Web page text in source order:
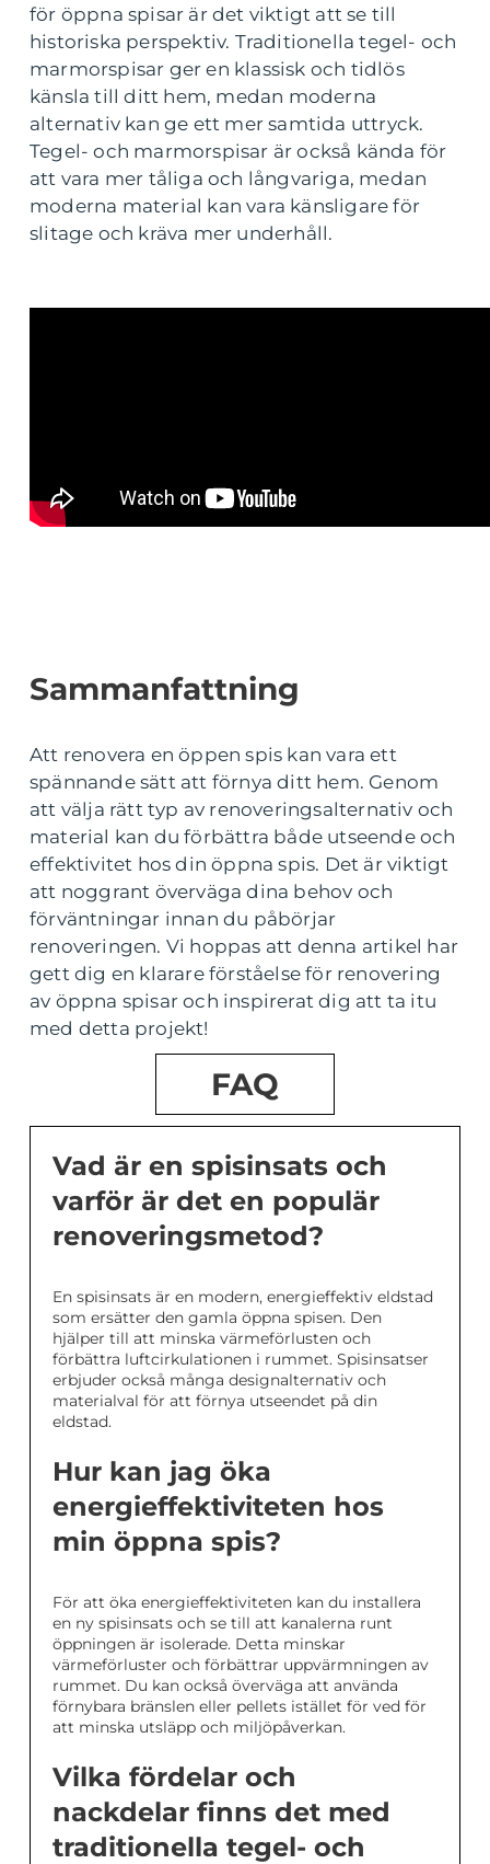
för öppna spisar är det viktigt att se till
historiska perspektiv. Traditionella tegel- och
marmorspisar ger en klassisk och tidlös
känsla till ditt hem, medan moderna
alternativ kan ge ett mer samtida uttryck.
Tegel- och marmorspisar är också kända för
att vara mer tåliga och långvariga, medan
moderna material kan vara känsligare för
slitage och kräva mer underhåll.
Sammanfattning
Att renovera en öppen spis kan vara ett
spännande sätt att förnya ditt hem. Genom
att välja rätt typ av renoveringsalternativ och
material kan du förbättra både utseende och
effektivitet hos din öppna spis. Det är viktigt
att noggrant överväga dina behov och
förväntningar innan du påbörjar
renoveringen. Vi hoppas att denna artikel har
gett dig en klarare förståelse för renovering
av öppna spisar och inspirerat dig att ta itu
med detta projekt!
FAQ
Vad är en spisinsats och
varför är det en populär
renoveringsmetod?
En spisinsats är en modern, energieffektiv eldstad
som ersätter den gamla öppna spisen. Den
hjälper till att minska värmeförlusten och
förbättra luftcirkulationen i rummet. Spisinsatser
erbjuder också många designalternativ och
materialval för att förnya utseendet på din
eldstad.
Hur kan jag öka
energieffektiviteten hos
min öppna spis?
För att öka energieffektiviteten kan du installera
en ny spisinsats och se till att kanalerna runt
öppningen är isolerade. Detta minskar
värmeförluster och förbättrar uppvärmningen av
rummet. Du kan också överväga att använda
förnybara bränslen eller pellets istället för ved för
att minska utsläpp och miljöpåverkan.
Vilka fördelar och
nackdelar finns det med
traditionella tegel- och